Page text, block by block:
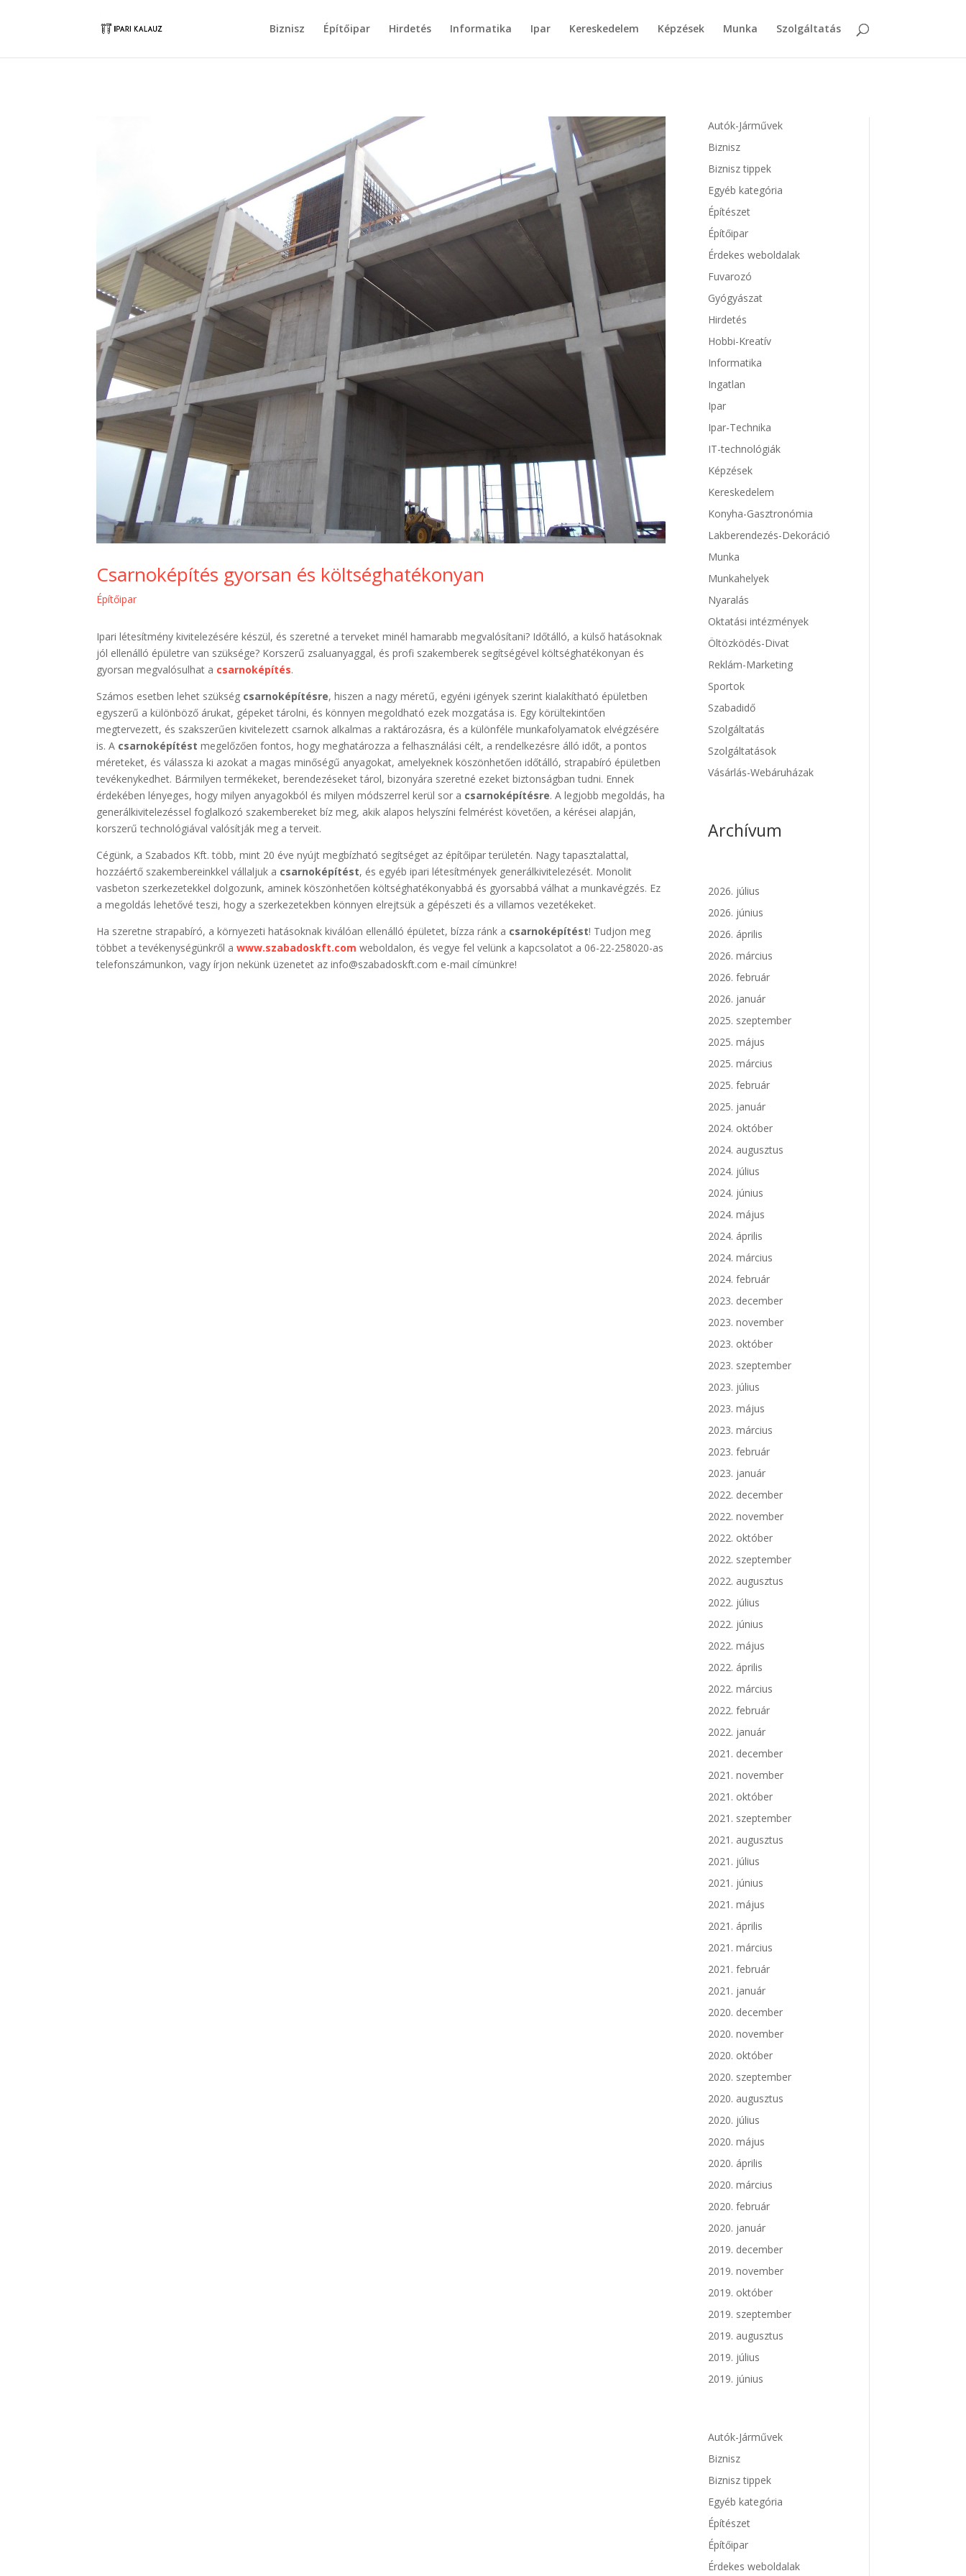
Biznisz Építőipar Hirdetés Informatika Ipar Kereskedelem Képzések Munka Szolgáltatás
Csarnoképítés gyorsan és költséghatékonyan
Építőipar
Ipari létesítmény kivitelezésére készül, és szeretné a terveket minél hamarabb megvalósítani? Időtálló, a külső hatásoknak
jól ellenálló épületre van szüksége? Korszerű zsaluanyaggal, és profi szakemberek segítségével költséghatékonyan és
gyorsan megvalósulhat a csarnoképítés.
Számos esetben lehet szükség csarnoképítésre, hiszen a nagy méretű, egyéni igények szerint kialakítható épületben
egyszerű a különböző árukat, gépeket tárolni, és könnyen megoldható ezek mozgatása is. Egy körültekintően
megtervezett, és szakszerűen kivitelezett csarnok alkalmas a raktározásra, és a különféle munkafolyamatok elvégzésére
is. A csarnoképítést megelőzően fontos, hogy meghatározza a felhasználási célt, a rendelkezésre álló időt, a pontos
méreteket, és válassza ki azokat a magas minőségű anyagokat, amelyeknek köszönhetően időtálló, strapabíró épületben
tevékenykedhet. Bármilyen termékeket, berendezéseket tárol, bizonyára szeretné ezeket biztonságban tudni. Ennek
érdekében lényeges, hogy milyen anyagokból és milyen módszerrel kerül sor a csarnoképítésre. A legjobb megoldás, ha
generálkivitelezéssel foglalkozó szakembereket bíz meg, akik alapos helyszíni felmérést követően, a kérései alapján,
korszerű technológiával valósítják meg a terveit.
Cégünk, a Szabados Kft. több, mint 20 éve nyújt megbízható segítséget az építőipar területén. Nagy tapasztalattal,
hozzáértő szakembereinkkel vállaljuk a csarnoképítést, és egyéb ipari létesítmények generálkivitelezését. Monolit
vasbeton szerkezetekkel dolgozunk, aminek köszönhetően költséghatékonyabbá és gyorsabbá válhat a munkavégzés. Ez
a megoldás lehetővé teszi, hogy a szerkezetekben könnyen elrejtsük a gépészeti és a villamos vezetékeket.
Ha szeretne strapabíró, a környezeti hatásoknak kiválóan ellenálló épületet, bízza ránk a csarnoképítést! Tudjon meg
többet a tevékenységünkről awww.szabadoskft.com weboldalon, és vegye fel velünk a kapcsolatot a 06-22-258020-as
telefonszámunkon, vagy írjon nekünk üzenetet az info@szabadoskft.com e-mail címünkre!
Autók-Járművek
Biznisz
Biznisz tippek
Egyéb kategória
Építészet
Építőipar
Érdekes weboldalak
Fuvarozó
Gyógyászat
Hirdetés
Hobbi-Kreatív
Informatika
Ingatlan
Ipar
Ipar-Technika
IT-technológiák
Képzések
Kereskedelem
Konyha-Gasztronómia
Lakberendezés-Dekoráció
Munka
Munkahelyek
Nyaralás
Oktatási intézmények
Öltözködés-Divat
Reklám-Marketing
Sportok
Szabadidő
Szolgáltatás
Szolgáltatások
Vásárlás-Webáruházak
Archívum
2026. július
2026. június
2026. április
2026. március
2026. február
2026. január
2025. szeptember
2025. május
2025. március
2025. február
2025. január
2024. október
2024. augusztus
2024. július
2024. június
2024. május
2024. április
2024. március
2024. február
2023. december
2023. november
2023. október
2023. szeptember
2023. július
2023. május
2023. március
2023. február
2023. január
2022. december
2022. november
2022. október
2022. szeptember
2022. augusztus
2022. július
2022. június
2022. május
2022. április
2022. március
2022. február
2022. január
2021. december
2021. november
2021. október
2021. szeptember
2021. augusztus
2021. július
2021. június
2021. május
2021. április
2021. március
2021. február
2021. január
2020. december
2020. november
2020. október
2020. szeptember
2020. augusztus
2020. július
2020. május
2020. április
2020. március
2020. február
2020. január
2019. december
2019. november
2019. október
2019. szeptember
2019. augusztus
2019. július
2019. június
Autók-Járművek
Biznisz
Biznisz tippek
Egyéb kategória
Építészet
Építőipar
Érdekes weboldalak